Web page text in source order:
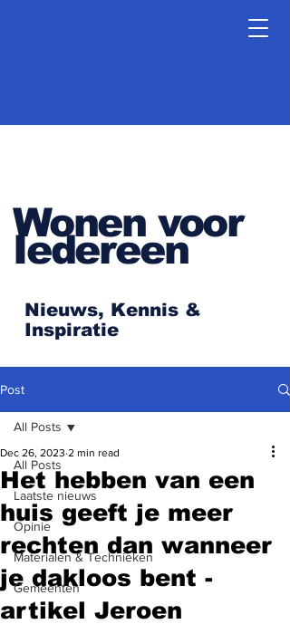
Wonen voor
Iedereen
Nieuws, Kennis &
Inspiratie
Post
All Posts
Laatste nieuws
Opinie
Materialen & Technieken
Gemeenten
All Posts
Het hebben van een
huis geeft je meer
rechten dan wanneer
je dakloos bent -
artikel Jeroen
Dec 26, 2023 2 min read